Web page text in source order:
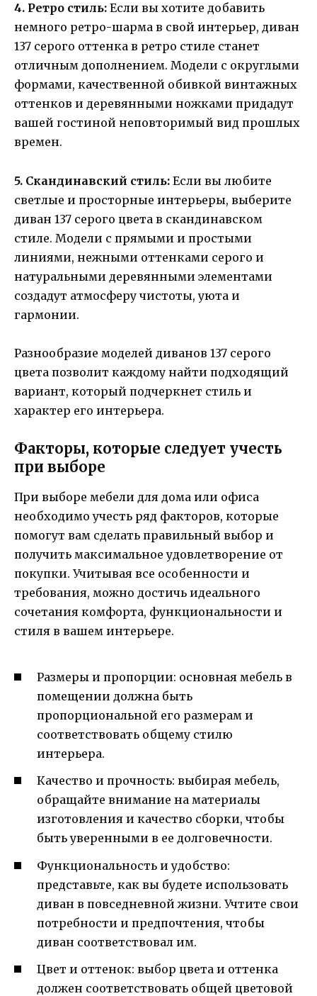
4. Ретро стиль: Если вы хотите добавить
немного ретро-шарма в свой интерьер, диван
137 серого оттенка в ретро стиле станет
отличным дополнением. Модели с округлыми
формами, качественной обивкой винтажных
оттенков и деревянными ножками придадут
вашей гостиной неповторимый вид прошлых
времен.
5. Скандинавский стиль: Если вы любите
светлые и просторные интерьеры, выберите
диван 137 серого цвета в скандинавском
стиле. Модели с прямыми и простыми
линиями, нежными оттенками серого и
натуральными деревянными элементами
создадут атмосферу чистоты, уюта и
гармонии.
Разнообразие моделей диванов 137 серого
цвета позволит каждому найти подходящий
вариант, который подчеркнет стиль и
характер его интерьера.
Факторы, которые следует учесть
при выборе
При выборе мебели для дома или офиса
необходимо учесть ряд факторов, которые
помогут вам сделать правильный выбор и
получить максимальное удовлетворение от
покупки. Учитывая все особенности и
требования, можно достичь идеального
сочетания комфорта, функциональности и
стиля в вашем интерьере.
Размеры и пропорции: основная мебель в
помещении должна быть
пропорциональной его размерам и
соответствовать общему стилю
интерьера.
Качество и прочность: выбирая мебель,
обращайте внимание на материалы
изготовления и качество сборки, чтобы
быть уверенными в ее долговечности.
Функциональность и удобство:
представьте, как вы будете использовать
диван в повседневной жизни. Учтите свои
потребности и предпочтения, чтобы
диван соответствовал им.
Цвет и оттенок: выбор цвета и оттенка
должен соответствовать общей цветовой